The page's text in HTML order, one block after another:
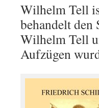
Wilhelm Tell
behandelt den
Wilhelm Tell
Aufzügen